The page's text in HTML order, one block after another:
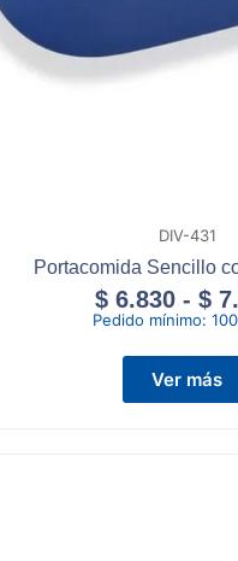
DIV-431
Portacomida Sencillo
$ 6.830 - $
Pedido mínimo:
Ver más